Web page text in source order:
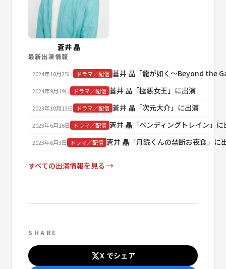
蒼井 晶
最新出演情報
2024年10月25日 ドラマ／配信 蒼井 晶「龍が如く～Beyond the
2024年9月19日 ドラマ／配信 蒼井 晶「極悪女王」に出演
2023年10月13日 ドラマ／配信 蒼井 晶「次元大介」に出演
2023年6月16日 ドラマ／配信 蒼井 晶「ペンディングトレイン」に
2023年6月3日 ドラマ／配信 蒼井 晶「月読くんの禁断お夜食」に
すべての出演情報を見る →
SHARE
X でシェア